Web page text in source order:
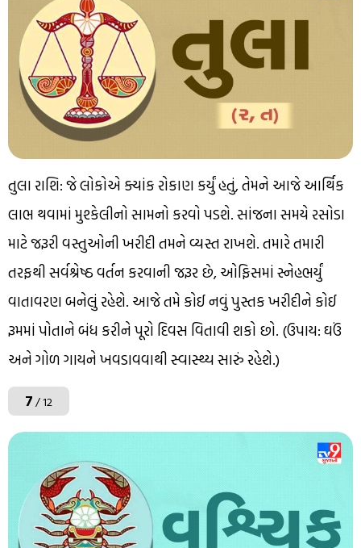
તુલા રાશિ: જે લોકોએ ક્યાંક રોકાણ કર્યું હતું, તેમને આજે આર્થિક
લાભ થવામાં મુશ્કેલીનો સામનો કરવો પડશે. સાંજના સમયે રસોડા
માટે જરૂરી વસ્તુઓની ખરીદી તમને વ્યસ્ત રાખશે. તમારે તમારી
તરફથી સર્વશ્રેષ્ઠ વર્તન કરવાની જરૂર છે, ઓફિસમાં સ્નેહભર્યું
વાતાવરણ બનેલું રહેશે. આજે તમે કોઈ નવું પુસ્તક ખરીદીને કોઈ
રૂમમાં પોતાને બંધ કરીને પૂરો દિવસ વિતાવી શકો છો. (ઉપાય: ઘઉં
અને ગોળ ગાયને ખવડાવવાથી સ્વાસ્થ્ય સારું રહેશે.)
7/ 12